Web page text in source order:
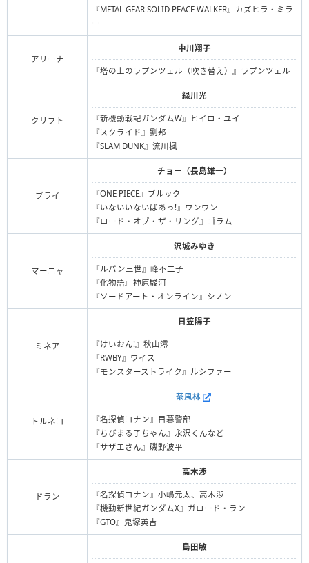
『METAL GEAR SOLID PEACE WALKER』カズヒラ・ミラ
ー
アリーナ
中川翔子
『塔の上のラプンツェル（吹き替え）』ラプンツェル
クリフト
緑川光
『新機動戦記ガンダムW』ヒイロ・ユイ
『スクライド』劉邦
『SLAM DUNK』流川楓
ブライ
チョー（長島雄一）
『ONE PIECE』ブルック
『いないいないばあっ!』ワンワン
『ロード・オブ・ザ・リング』ゴラム
マーニャ
沢城みゆき
『ルパン三世』峰不二子
『化物語』神原駿河
『ソードアート・オンライン』シノン
ミネア
日笠陽子
『けいおん!』秋山澪
『RWBY』ワイス
『モンスターストライク』ルシファー
トルネコ
茶風林
『名探偵コナン』目暮警部
『ちびまる子ちゃん』永沢くんなど
『サザエさん』磯野波平
ドラン
高木渉
『名探偵コナン』小嶋元太、高木渉
『機動新世紀ガンダムX』ガロード・ラン
『GTO』鬼塚英吉
島田敏